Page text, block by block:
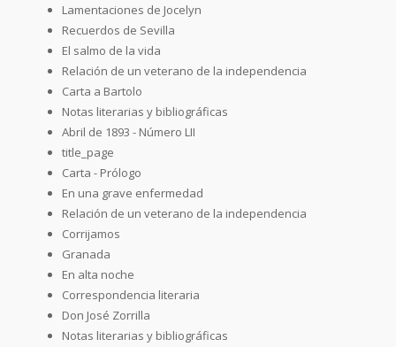
Lamentaciones de Jocelyn
Recuerdos de Sevilla
El salmo de la vida
Relación de un veterano de la independencia
Carta a Bartolo
Notas literarias y bibliográficas
Abril de 1893 - Número LII
title_page
Carta - Prólogo
En una grave enfermedad
Relación de un veterano de la independencia
Corrijamos
Granada
En alta noche
Correspondencia literaria
Don José Zorrilla
Notas literarias y bibliográficas